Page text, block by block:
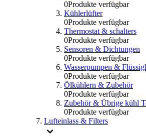
0Produkte verfügbar
Kühlerlüfter
0Produkte verfügbar
Thermostat & schalters
0Produkte verfügbar
Sensoren & Dichtungen
0Produkte verfügbar
Wasserpumpen &
0Produkte verfügbar
Ölkühlern & Zubehör
0Produkte verfügbar
Zubehör & Übrige kühl
0Produkte verfügbar
Lufteinlass & Filters